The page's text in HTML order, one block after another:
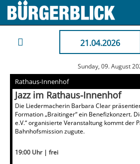
21.04.2026
Sunday, 09. August
Rathaus-Innenhof
Jazz im Rathaus-Innenhof
Die Liedermacherin Barbara Clear
Formation „Braitinger“ ein Benefizkonzert.
e.V.“ organisierte Veranstaltung kommt der
Bahnhofsmission zugute.
19:00 Uhr | frei